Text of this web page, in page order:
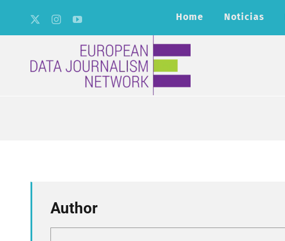
Home Noticias
Author